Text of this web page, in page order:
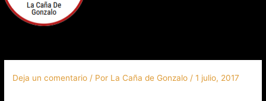
Deja un comentario / Por La Caña de Gonzalo /1 julio, 2017